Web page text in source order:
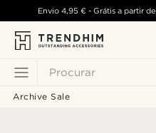
Procurar
Envio 4,95 €- Grátis a partir de
Archive Sale